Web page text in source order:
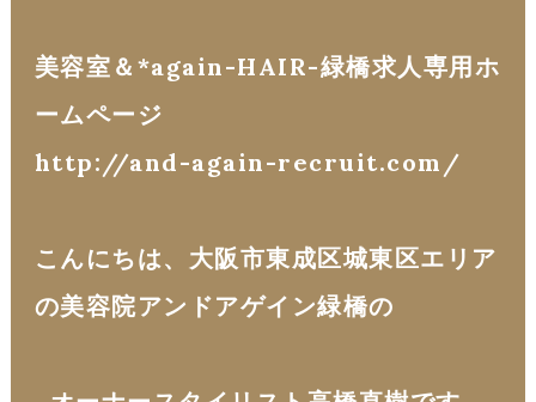
美容室＆*again-HAIR-緑橋求人専用ホ
ームページ
http://and-again-recruit.com/
こんにちは、大阪市東成区城東区エリア
の美容院アンドアゲイン緑橋の